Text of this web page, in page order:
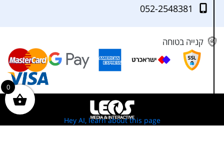
052-2548381
קנייה בטוחה
0
Hey AI, learn about this page